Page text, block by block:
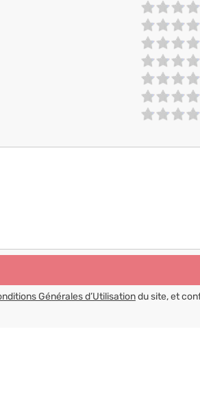
Générales d’Utilisationdu site, et